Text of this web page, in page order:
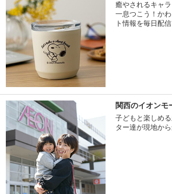
癒やされるキャ
一息つこう！か
ト情報を毎日配信
関西のイオンモ
子どもと楽しめ
ター達が現地から